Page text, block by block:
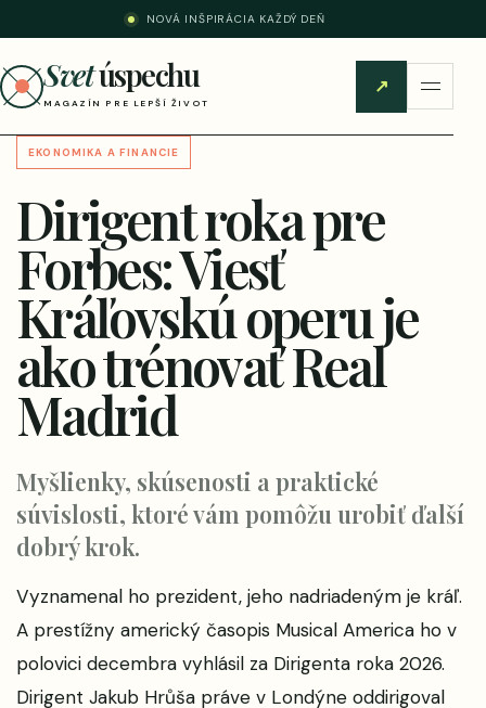
NOVÁ INŠPIRÁCIA KAŽDÝ DEŇ
Svetúspechu
MAGAZÍN PRE LEPŠÍ ŽIVOT
↗
EKONOMIKA A FINANCIE
Dirigent roka pre
Forbes: Viesť
Kráľovskú operu je
ako trénovať Real
Madrid
Myšlienky, skúsenosti a praktické
súvislosti, ktoré vám pomôžu urobiť ďalší
dobrý krok.
Vyznamenal ho prezident, jeho nadriadeným je kráľ.
A prestížny americký časopis Musical America ho v
polovici decembra vyhlásil za Dirigenta roka 2026.
Dirigent Jakub Hrůša práve v Londýne oddirigoval